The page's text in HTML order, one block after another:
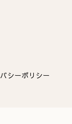
シーポリシー